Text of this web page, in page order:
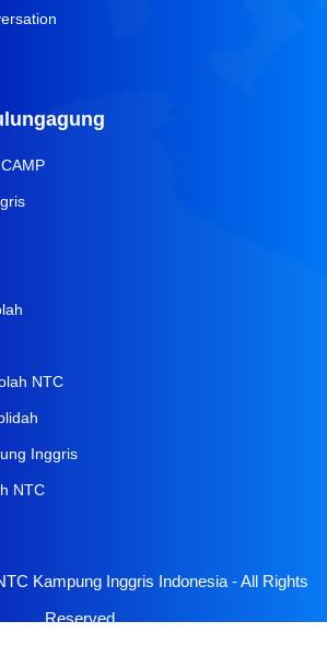
NTC
Inggris
NTC
Kampung Inggris Indonesia - All Rights
Reserved.